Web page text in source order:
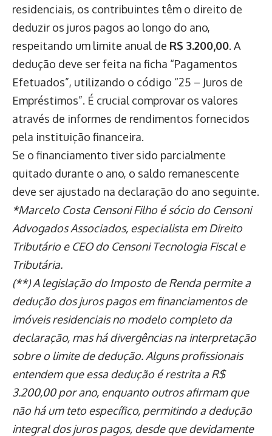
residenciais, os contribuintes têm o direito de
deduzir os juros pagos ao longo do ano,
respeitando um limite anual de R$ 3.200,00. A
dedução deve ser feita na ficha “Pagamentos
Efetuados”, utilizando o código “25 – Juros de
Empréstimos”. É crucial comprovar os valores
através de informes de rendimentos fornecidos
pela instituição financeira.
Se o financiamento tiver sido parcialmente
quitado durante o ano, o saldo remanescente
deve ser ajustado na declaração do ano seguinte.
*Marcelo Costa Censoni Filho é sócio do Censoni
Advogados Associados, especialista em Direito
Tributário e CEO do Censoni Tecnologia Fiscal e
Tributária.
(**) A legislação do Imposto de Renda permite a
dedução dosjuros pagos em financiamentos de
imóveis residenciaisno modelo completo da
declaração, mas há divergências na interpretação
sobre o limite de dedução. Alguns profissionais
entendem que essa dedução é restrita a R$
3.200,00 por ano, enquanto outros afirmam que
não há um teto específico, permitindo a dedução
integral dos juros pagos, desde que devidamente